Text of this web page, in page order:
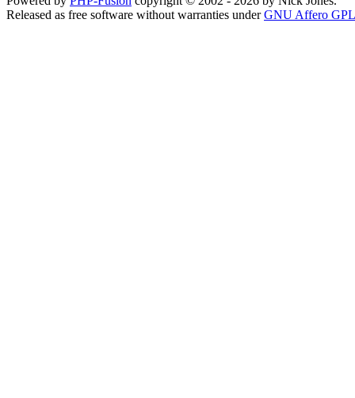
Released as free software without warranties underGNU Affero GPL